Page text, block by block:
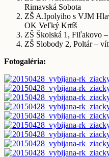
Rimavská Sobota
ZŠ A.Ipolyiho s VJM
OK Veľký Krtíš
ZŠ Školská 1, Fiľakovo
ZŠ Slobody 2, Poltár –
Fotogaléria: